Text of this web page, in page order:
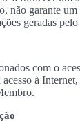
não garante
geradas pelo
com o
à